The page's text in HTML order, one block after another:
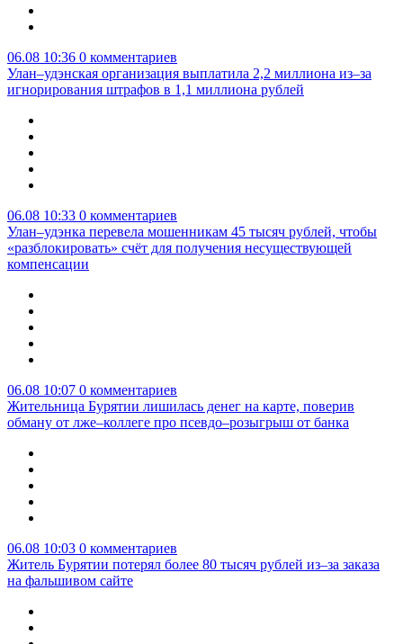
06.08 10:36 0 комментариев
Улан–удэнская организация выплатила 2,2 миллиона из–за
игнорирования штрафов в 1,1 миллиона рублей
06.08 10:33 0 комментариев
Улан–удэнка перевела мошенникам 45 тысяч рублей, чтобы
«разблокировать» счёт для получения несуществующей
компенсации
06.08 10:07 0 комментариев
Жительница Бурятии лишилась денег на карте, поверив
обману от лже–коллеге про псевдо–розыгрыш от банка
06.08 10:03 0 комментариев
Житель Бурятии потерял более 80 тысяч рублей из–за заказа
на фальшивом сайте